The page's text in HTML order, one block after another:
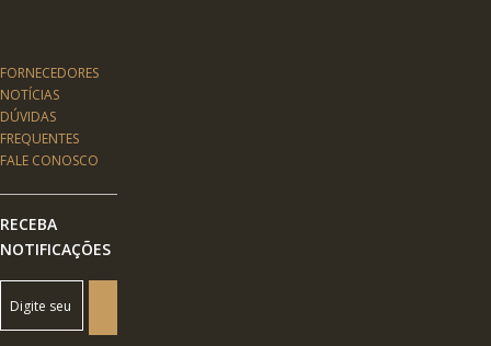
FORNECEDORES
NOTÍCIAS
DÚVIDAS
FREQUENTES
FALE CONOSCO
RECEBA
NOTIFICAÇÕES